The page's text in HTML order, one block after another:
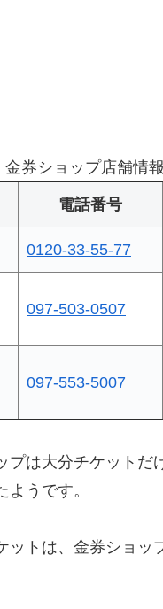
金券ショップ店舗情
電話番号
0120-33-55-77
097-503-0507
097-553-5007
プは大分チケットだ
うです。
ットは、金券ショ